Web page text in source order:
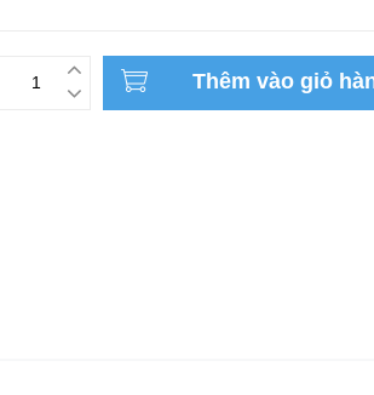
Thêm vào giỏ